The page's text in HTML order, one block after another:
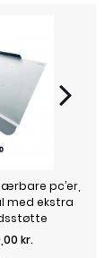
pc’er,
med ekstra
kr.